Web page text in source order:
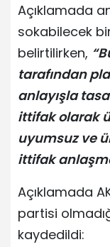
Açıklamada
sokabilecek
belirtilirken,
tarafından
anlayışla
ittifak olarak
uyumsuz ve
ittifak
Açıklamada
partisi
kaydedildi: